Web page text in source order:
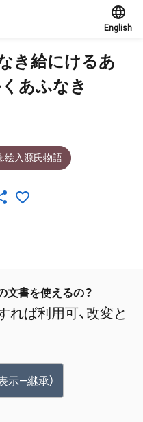
English
なき給にけるあ
あふなき
:絵入源氏物語
文書を使えるの？
れば利用可、改変と
示—継承）